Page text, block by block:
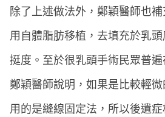
除了上述做法外，鄭穎醫師也
用自體脂肪移植，去填充於乳
挺度。至於很乳頭手術民眾普遍
鄭穎醫師說明，如果是比較輕
用的是縫線固定法，所以後遺